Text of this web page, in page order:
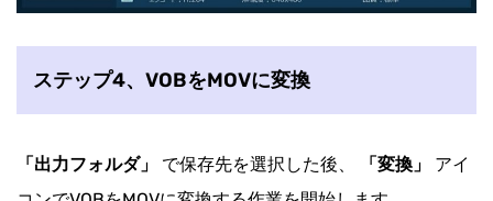
ステップ4、VOBをMOVに変換
「出力フォルダ」 で保存先を選択した後、 「変換」
アイ